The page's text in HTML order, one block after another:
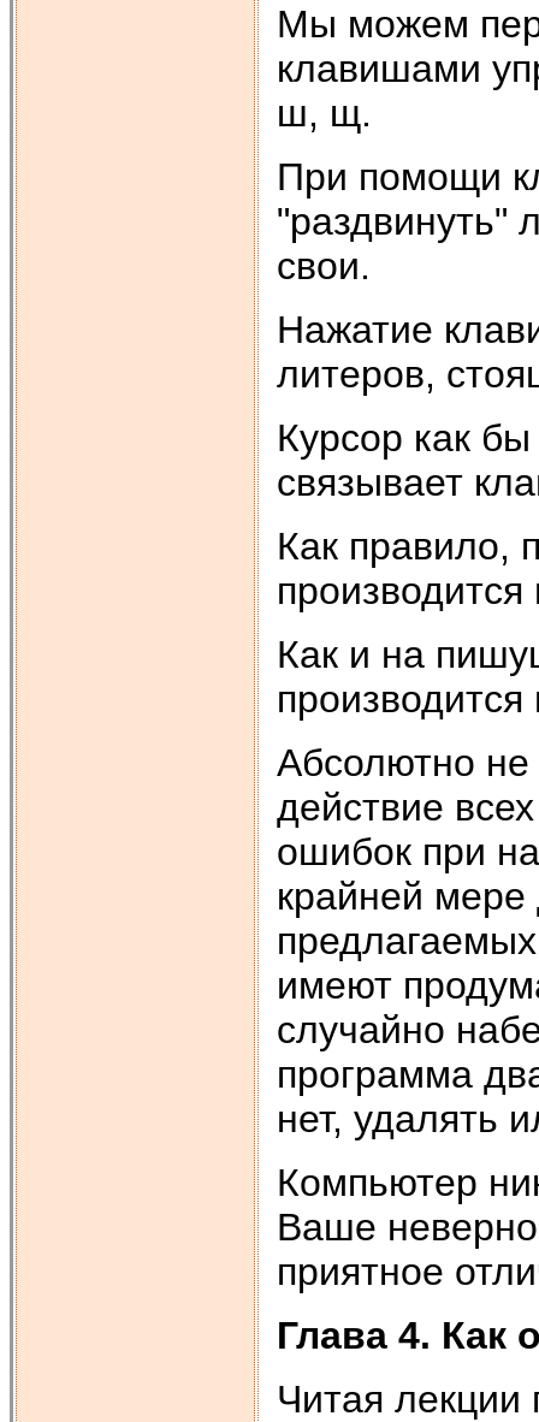
Мы можем
клавишами
ш, щ.
При помощи
"раздвинуть"
свои.
Нажатие
литеров,
Курсор как
связывает
Как правило,
Как и на
Абсолютно не
действие
ошибок при
крайней
имеют
случайно
программа
нет, удалять
Компьютер
Ваше
приятное
Глава 4. Как
Читая лекции